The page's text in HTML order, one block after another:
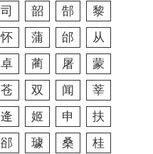
司 韶 郜
黎
怀 蒲 邰
从
卓 蔺 屠
蒙
苍 双 闻
莘
逄 姬 申
扶
郤 璩 桑
桂